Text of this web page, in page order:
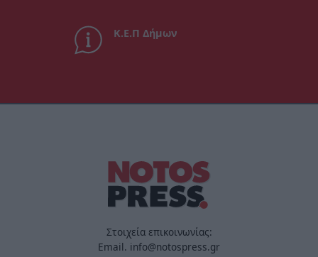
Κ.Ε.Π Δήμων
Στοιχεία επικοινωνίας:
Email. info@notospress.gr